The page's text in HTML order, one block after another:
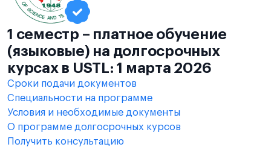
1 семестр – платное обучение
(языковые) на долгосрочных
курсах в USTL: 1 марта 2026
Сроки подачи документов
Специальности на программе
Условия и необходимые документы
О программе долгосрочных курсов
Получить консультацию